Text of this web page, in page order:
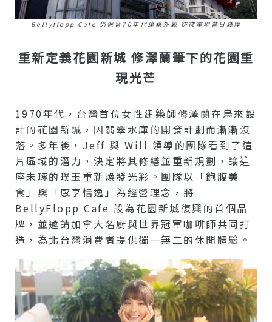
Bellyflopp Cafe 仍保留70年代建築外觀 彷彿重現昔日輝煌
重新定義花園新城 修澤蘭筆下的花園重
現光芒
1970年代，台灣首位女性建築師修澤蘭在烏來設
計的花園新城，因翡翠水庫的開發計劃而漸漸沒
落。多年後，Jeff 與 Will 領導的團隊看到了這
片區域的潛力，決定將其修繕並重新規劃，讓這
座未琢的璞玉重新煥發光彩。團隊以「飽腹美
食」與「感享恬逸」為經營理念，將
BellyFlopp Cafe 設為花園新城復興的首個品
牌，並邀請加拿大名廚與世界冠軍咖啡師共同打
造，為北台灣消費者提供獨一無二的休閒體驗。